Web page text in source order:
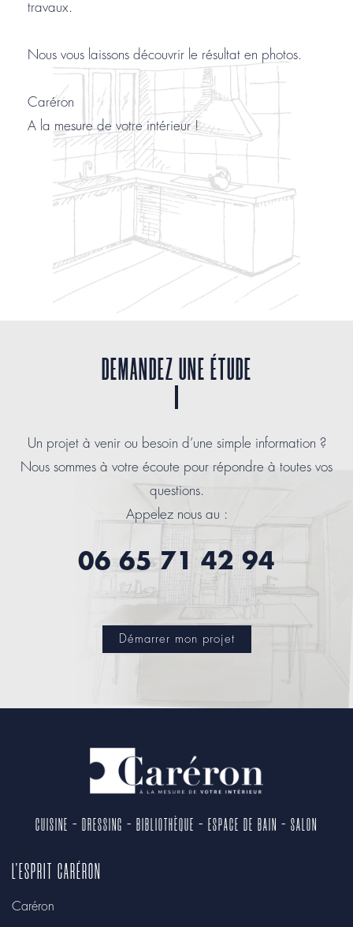
travaux.
Nous vous laissons découvrir le résultat en photos.
Caréron
A la mesure de votre intérieur !
DEMANDEZ UNE ÉTUDE
Un projet à venir ou besoin d’une simple information ?
Nous sommes à votre écoute pour répondre à toutes vos
questions.
Appelez nous au :
06 65 71 42 94
Démarrer mon projet
CUISINE - DRESSING - BIBLIOTHÈQUE - ESPACE DE BAIN - SALON
L'ESPRIT CARÉRON
Caréron